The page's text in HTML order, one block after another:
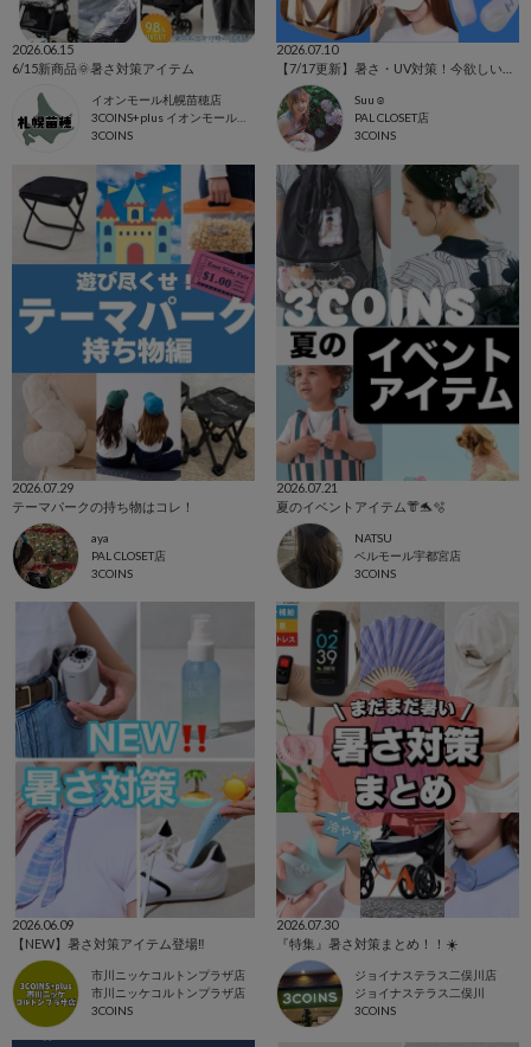
2026.06.15
6/15新商品🌞暑さ対策アイテム
イオンモール札幌苗穂店
3COINS+plus イオンモール札幌苗穂店
3COINS
2026.07.10
Suu☺︎
PAL CLOSET店
3COINS
2026.07.29
テーマパークの持ち物はコレ！
aya
PAL CLOSET店
3COINS
2026.07.21
夏のイベントアイテム👘🐬🫧‪
NATSU
ベルモール宇都宮店
3COINS
2026.06.09
【NEW】暑さ対策アイテム登場‼️
市川ニッケコルトンプラザ店
市川ニッケコルトンプラザ店
3COINS
2026.07.30
『特集』暑さ対策まとめ！！☀️
ジョイナステラス二俣川店
ジョイナステラス二俣川
3COINS